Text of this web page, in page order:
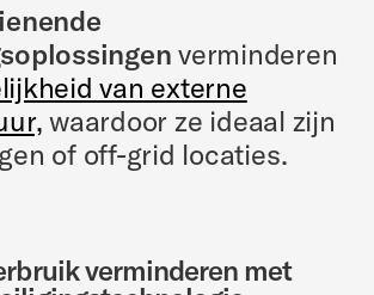
verminderen
van externe
waardoor ze ideaal zijn
of off-grid locaties.
verminderen met